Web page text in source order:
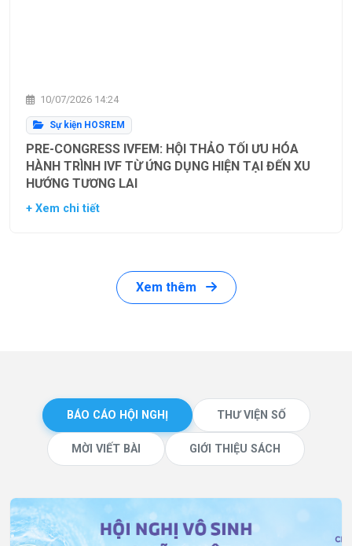
10/07/2026 14:24
Sự kiện HOSREM
PRE-CONGRESS IVFEM: HỘI THẢO TỐI ƯU HÓA
HÀNH TRÌNH IVF TỪ ỨNG DỤNG HIỆN TẠI ĐẾN XU
HƯỚNG TƯƠNG LAI
+ Xem chi tiết
Xem thêm
BÁO CÁO HỘI NGHỊ THƯ VIỆN SỐ
MỜI VIẾT BÀI GIỚI THIỆU SÁCH